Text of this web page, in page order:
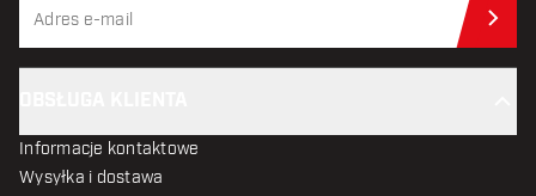
Informacje kontaktowe
Wysyłka i dostawa